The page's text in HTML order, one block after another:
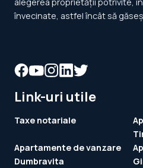
învecinate, astfel încât să
Link-uri utile
Taxe notariale
Apartamente de vanzare
Dumbravita